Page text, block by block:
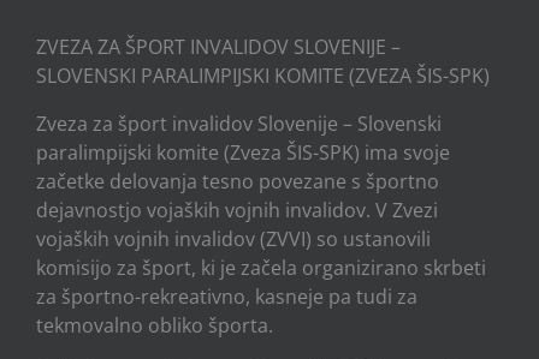
ZVEZA ZA ŠPORT INVALIDOV SLOVENIJE –
SLOVENSKI PARALIMPIJSKI KOMITE (ZVEZA ŠIS-SPK)
Zveza za šport invalidov Slovenije – Slovenski
paralimpijski komite (Zveza ŠIS-SPK) ima svoje
začetke delovanja tesno povezane s športno
dejavnostjo vojaških vojnih invalidov. V Zvezi
vojaških vojnih invalidov (ZVVI) so ustanovili
komisijo za šport, ki je začela organizirano skrbeti
za športno-rekreativno, kasneje pa tudi za
tekmovalno obliko športa.